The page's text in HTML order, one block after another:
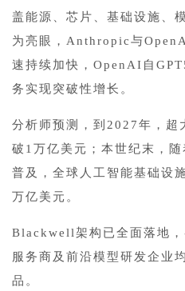
盖能源、芯片、基础设施、
为亮眼，Anthropic与
速持续加快，OpenAI自
务实现突破性增长。
分析师预测，到2027年，超
破1万亿美元；本世纪末，
普及，全球人工智能基础设
万亿美元。
Blackwell架构已全面落地
服务商及前沿模型研发企业
品。